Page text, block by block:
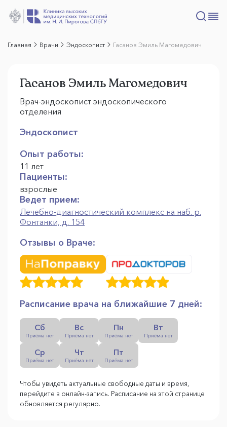
Главная Врачи Эндоскопист Гасанов Эмиль Магомедович
Гасанов Эмиль Магомедович
Врач-эндоскопист эндоскопического
отделения
Эндоскопист
Опыт работы:
11 лет
Пациенты:
взрослые
Ведет прием:
Лечебно-диагностический комплекс на наб. р.
Фонтанки, д. 154
Отзывы о Враче:
Расписание врача на ближайшие 7 дней:
Сб
Приёма нет
Вс
Приёма нет
Пн
Приёма нет
Вт
Приёма нет
Ср
Приёма нет
Чт
Приёма нет
Пт
Приёма нет
Чтобы увидеть актуальные свободные даты и время,
перейдите в онлайн-запись. Расписание на этой странице
обновляется регулярно.